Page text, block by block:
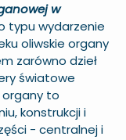
w
wydarzenie
oliwskie organy
zarówno dzieł
światowe
organy to
konstrukcji i
- centralnej i